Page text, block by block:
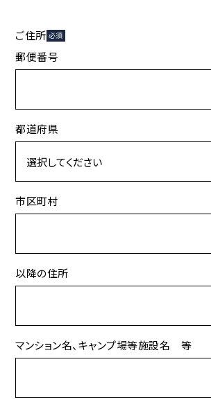
ご住所 必須
郵便番号
都道府県
市区町村
以降の住所
マンション名、キャンプ場等施設名 等